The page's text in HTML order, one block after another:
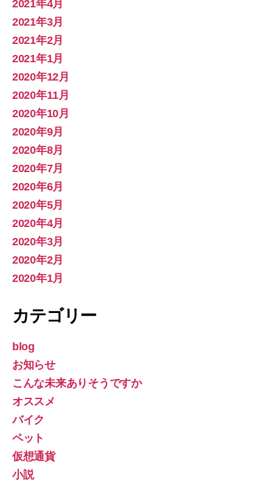
2021年4月
2021年3月
2021年2月
2021年1月
2020年12月
2020年11月
2020年10月
2020年9月
2020年8月
2020年7月
2020年6月
2020年5月
2020年4月
2020年3月
2020年2月
2020年1月
カテゴリー
blog
お知らせ
こんな未来ありそうですか
オススメ
バイク
ペット
仮想通貨
小説